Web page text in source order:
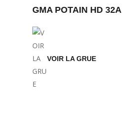
GMA POTAIN HD 32A
VOIR LA GRUE